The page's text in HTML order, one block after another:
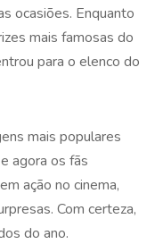
ocasiões. Enquanto
mais famosas do
para o elenco do
mais populares
agora os fãs
ação no cinema,
Com certeza,
do ano.